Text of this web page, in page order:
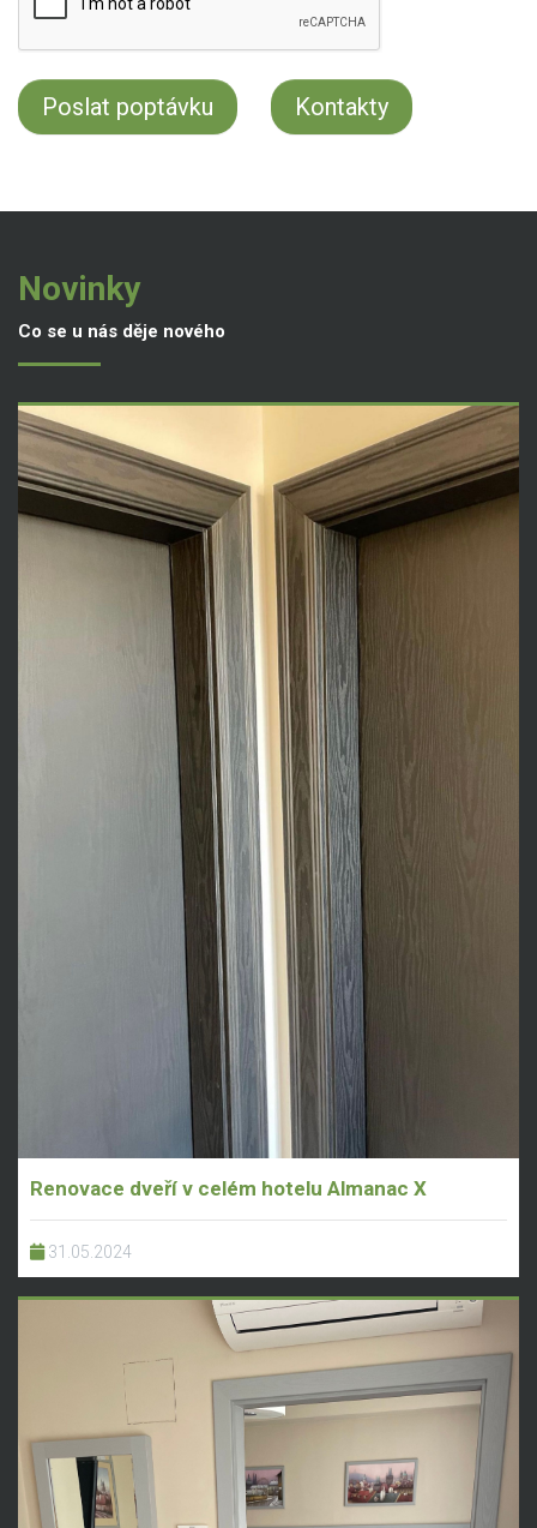
Kontakty
Novinky
Co se u nás děje nového
Renovace dveří v celém hotelu Almanac X
31.05.2024